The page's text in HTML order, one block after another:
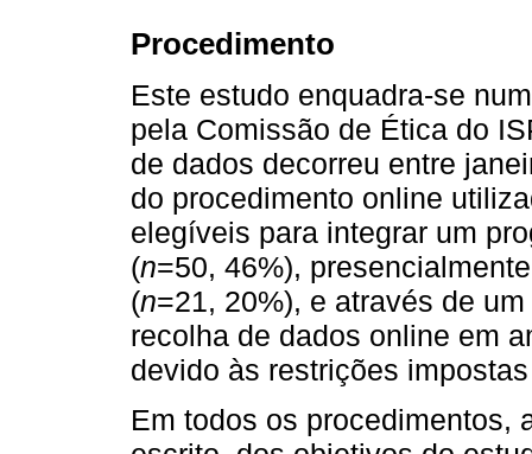
Procedimento
Este estudo enquadra-se
pela Comissão de Ética do
de dados decorreu entre
do procedimento online
elegíveis para integrar um
(n=50, 46%),
(n=21, 20%), e através de
recolha de dados online em
devido às restrições
Em todos os procedimentos,